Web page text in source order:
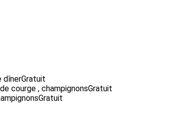
dînerGratuit
courge , champignonsGratuit
Gratuit